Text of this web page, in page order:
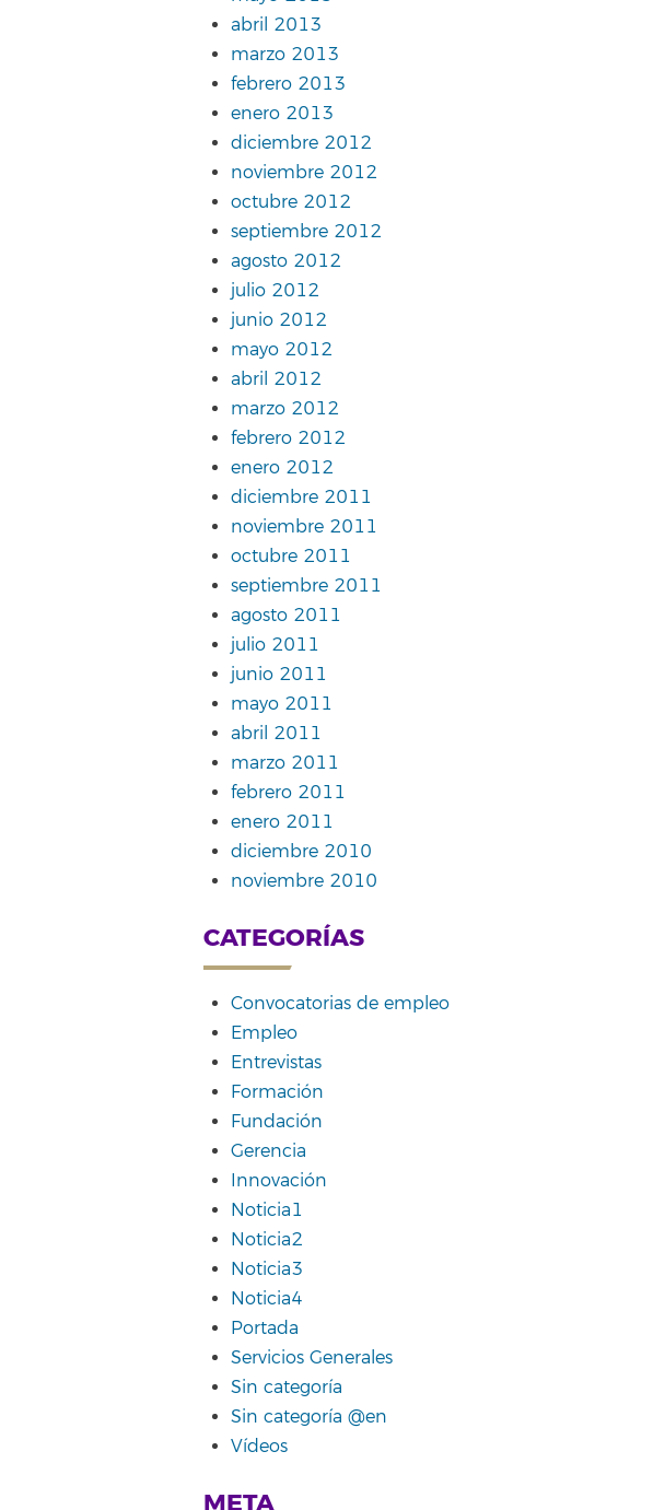
abril 2013
marzo 2013
febrero 2013
enero 2013
diciembre 2012
noviembre 2012
octubre 2012
septiembre 2012
agosto 2012
julio 2012
junio 2012
mayo 2012
abril 2012
marzo 2012
febrero 2012
enero 2012
diciembre 2011
noviembre 2011
octubre 2011
septiembre 2011
agosto 2011
julio 2011
junio 2011
mayo 2011
abril 2011
marzo 2011
febrero 2011
enero 2011
diciembre 2010
noviembre 2010
CATEGORÍAS
Convocatorias de empleo
Empleo
Entrevistas
Formación
Fundación
Gerencia
Innovación
Noticia1
Noticia2
Noticia3
Noticia4
Portada
Servicios Generales
Sin categoría
Sin categoría @en
Vídeos
META